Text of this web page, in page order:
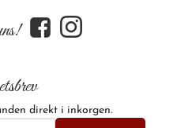
f i
direkt i inkorgen.